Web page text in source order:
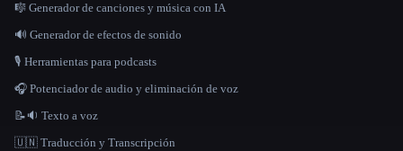
🎼 Generador de canciones y música con IA
🔊 Generador de efectos de sonido
🎙️ Herramientas para podcasts
🎧 Potenciador de audio y eliminación de voz
📝🔉 Texto a voz
🇺🇳 Traducción y Transcripción